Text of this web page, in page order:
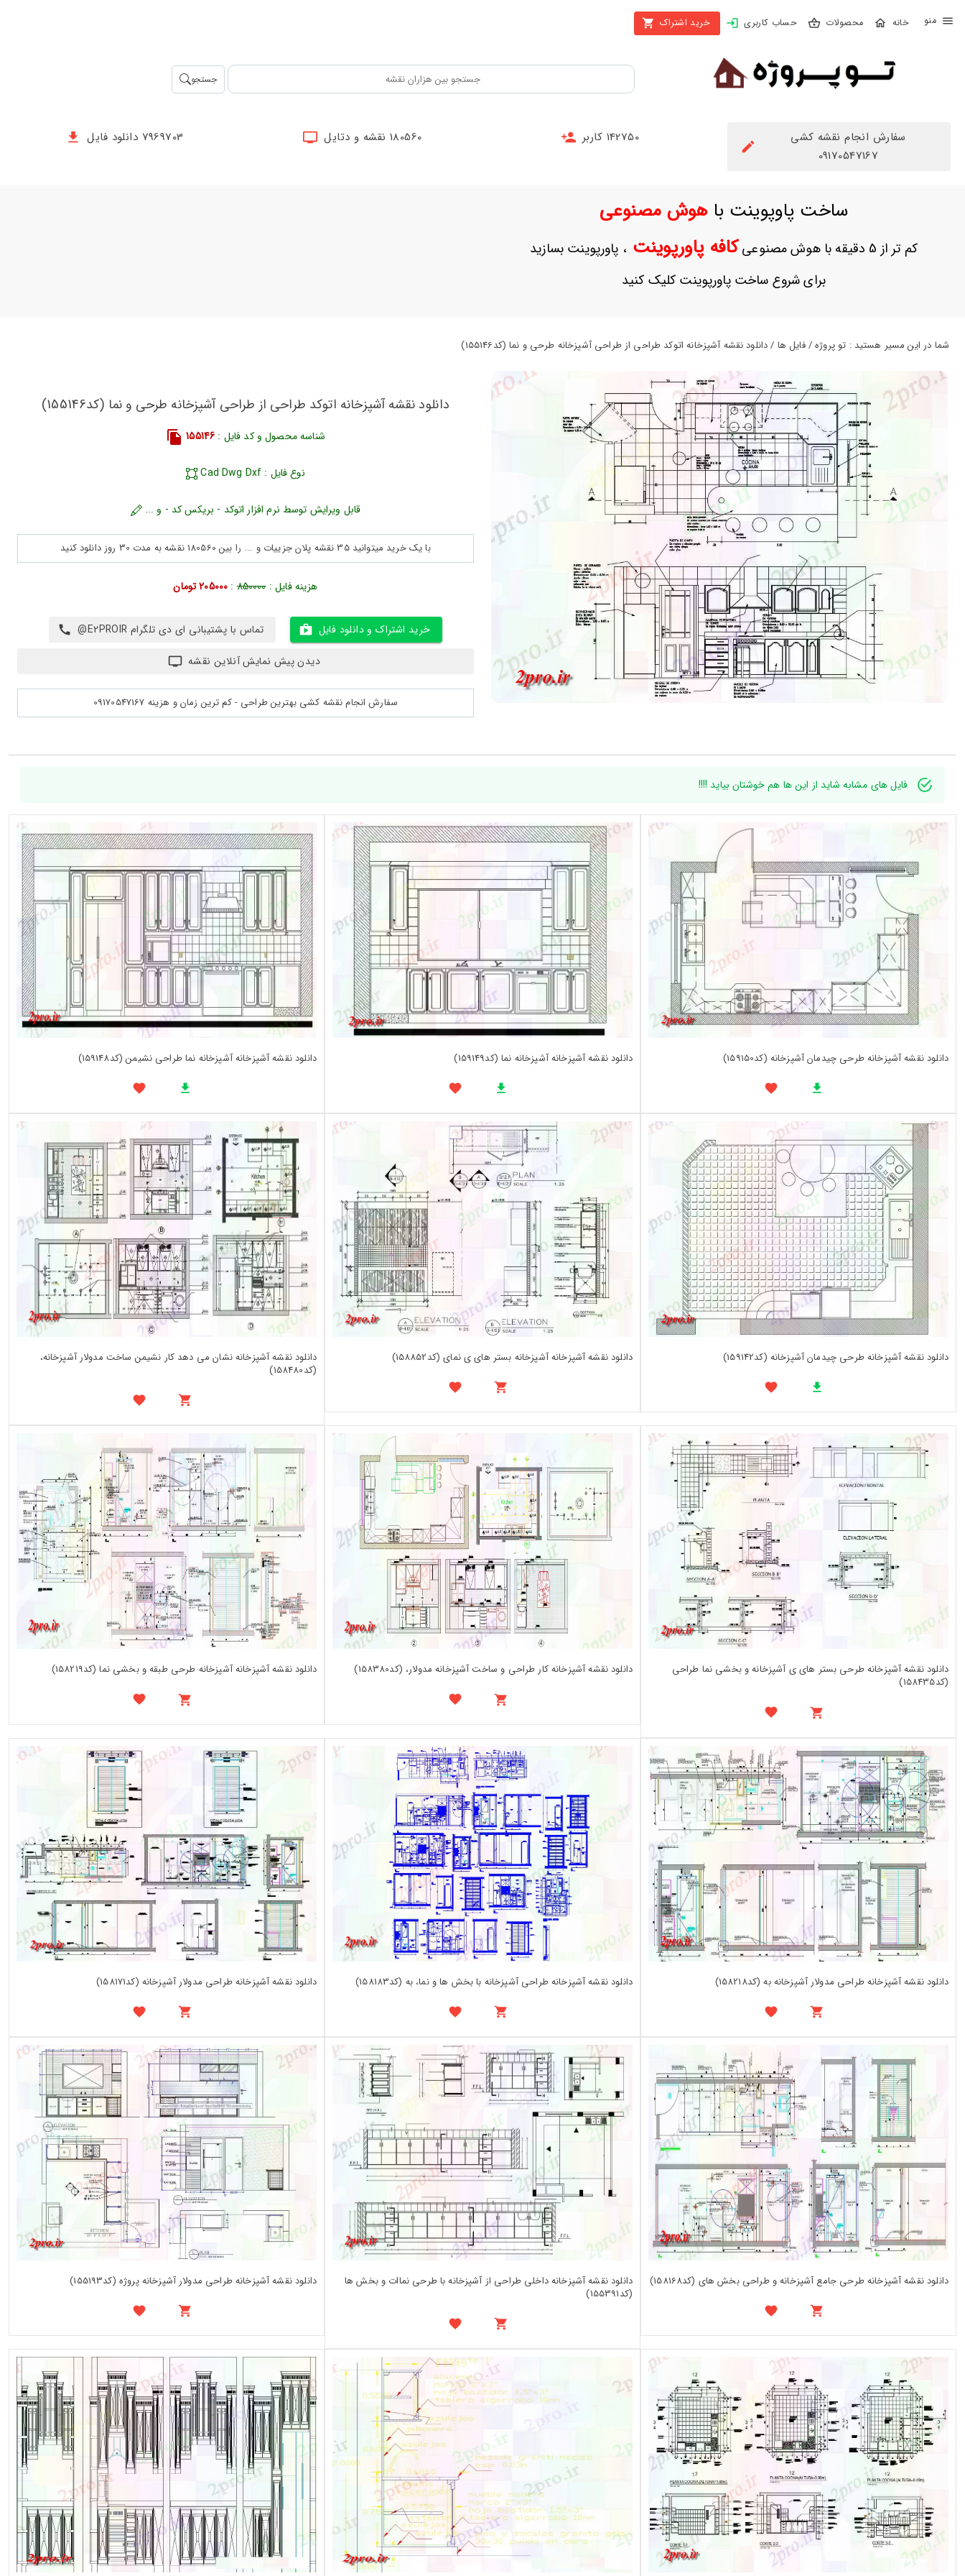
محصولات حساب کاربری خرید اشتراک
بستن
محصولات
حساب
ثبت
نام
علاقه
مندی
جستجو
سفارش انجام نقشه کشی
09170547167
142750 کاربر 180560 نقشه و دتایل 7969703 دانلود فایل
ساخت پاوپوینت باهوش مصنوعی
کم تر از 5 دقیقه با هوش مصنوعی کافه پاورپوینت، پاورپوینت بسازید
برای شروع ساخت پاورپوینت کلیک کنید
شما در این مسیر هستید : تو پروژه / فایل ها / دانلود نقشه آشپزخانه اتوکد طراحی از طراحی آشپزخانه طرحی و نما (کد155146)
دانلود نقشه آشپزخانه اتوکد طراحی از طراحی آشپزخانه طرحی و نما (کد155146)
شناسه محصول و کد فایل : 155146
نوع فایل : Cad Dwg Dxf
قابل ویرایش توسط نرم افزار اتوکد - بریکس کد - و ...
با یک خرید میتوانید 35 نقشه پلان جزییات و ... را بین 180560 نقشه به مدت 30 روز دانلود کنید
هزینه فایل :850000
: 205000 تومان
خرید اشتراک و دانلود فایل
تماس با پشتیبانی ای دی تلگرام E2PROIR@
دیدن پیش نمایش آنلاین نقشه
سفارش انجام نقشه کشی بهترین طراحی - کم ترین زمان و هزینه 09170547167
فایل های مشابه شاید از این ها هم خوشتان بیاید !!!!
دانلود نقشه آشپزخانه طرحی چیدمان آشپزخانه (کد159150) دانلود نقشه آشپزخانه آشپزخانه نما (کد159149) دانلود نقشه آشپزخانه آشپزخانه نما طراحی نشیمن (کد159148)
دانلود نقشه آشپزخانه طرحی چیدمان آشپزخانه (کد159142) دانلود نقشه آشپزخانه آشپزخانه بستر های ی نمای (کد158852)
دانلود نقشه آشپزخانه نشان می دهد کار نشیمن ساخت مدولار آشپزخانه،
(کد158480)
دانلود نقشه آشپزخانه طرحی بستر های ی آشپزخانه و بخشی نما طراحی
(کد158435)
دانلود نقشه آشپزخانه کار طراحی و ساخت آشپزخانه مدولار، (کد158380) دانلود نقشه آشپزخانه آشپزخانه طرحی طبقه و بخشی نما (کد158219)
دانلود نقشه آشپزخانه طراحی مدولار آشپزخانه به (کد158218) دانلود نقشه آشپزخانه طراحی آشپزخانه با بخش ها و نما، به (کد158183) دانلود نقشه آشپزخانه طراحی مدولار آشپزخانه (کد158171)
دانلود نقشه آشپزخانه طرحی جامع آشپزخانه و طراحی بخش های (کد158168)
دانلود نقشه آشپزخانه داخلی طراحی از آشپزخانه با طرحی نماات و بخش ها
(کد155391)
دانلود نقشه آشپزخانه طراحی مدولار آشپزخانه پروژه (کد155193)